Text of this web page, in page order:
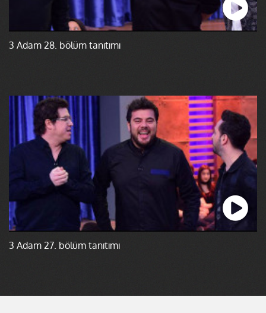
3 Adam 28. bölüm tanıtımı
3 Adam 27. bölüm tanıtımı